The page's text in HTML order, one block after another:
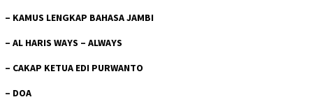
– KAMUS LENGKAP BAHASA JAMBI
– AL HARIS WAYS – ALWAYS
– CAKAP KETUA EDI PURWANTO
– DOA